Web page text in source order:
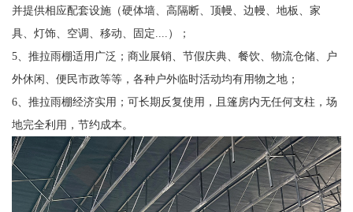
并提供相应配套设施（硬体墙、高隔断、顶幔、边幔、地板、家
具、灯饰、空调、移动、固定....）；
5、推拉雨棚适用广泛；商业展销、节假庆典、餐饮、物流仓储、户
外休闲、便民市政等等，各种户外临时活动均有用物之地；
6、推拉雨棚经济实用；可长期反复使用，且篷房内无任何支柱，场
地完全利用，节约成本。